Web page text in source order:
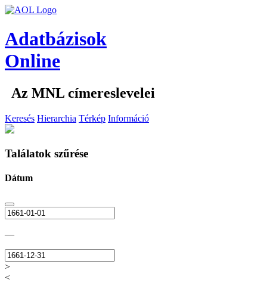
Adatbázisok
Online
Az MNL címereslevelei
Keresés Hierarchia Térkép Információ
Találatok szűrése
Dátum
—
>
<